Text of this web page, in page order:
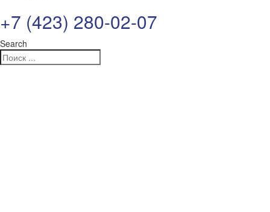
+7 (423) 280-02-07
Search